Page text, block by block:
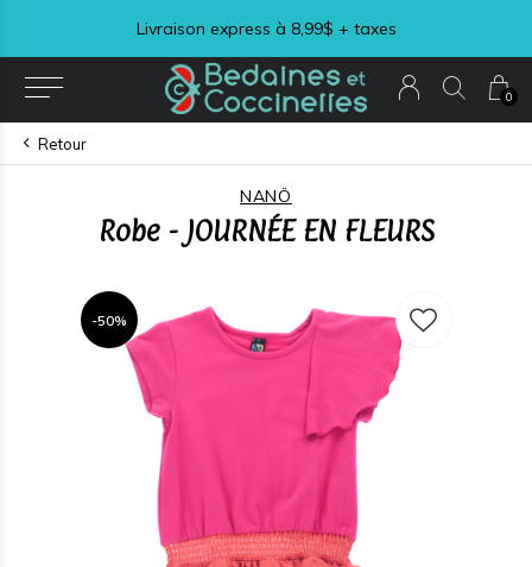
0
Livraison express à 8,99$ + taxes
Retour
NANÖ
Robe - JOURNÉE EN FLEURS
-50%